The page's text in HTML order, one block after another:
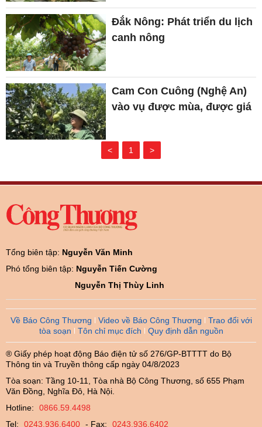
Đắk Nông: Phát triển du lịch
canh nông
Cam Con Cuông (Nghệ An)
vào vụ được mùa, được giá
< 1 >
Tổng biên tập: Nguyễn Văn Minh
Phó tổng biên tập: Nguyễn Tiến Cường
Nguyễn Thị Thùy Linh
Về Báo Công Thương Video về Báo Công Thương
Trao đổi với
tòa soạn
Tôn chỉ mục đích Quy định dẫn nguồn
® Giấy phép hoạt động Báo điện tử số 276/GP-BTTTT do Bộ
Thông tin và Truyền thông cấp ngày 04/8/2023
Tòa soạn: Tầng 10-11, Tòa nhà Bộ Công Thương, số 655 Phạm
Văn Đồng, Nghĩa Đô, Hà Nội.
Hotline:
0866.59.4498
Tel:
0243.936.6400 - Fax: 0243.936.6402